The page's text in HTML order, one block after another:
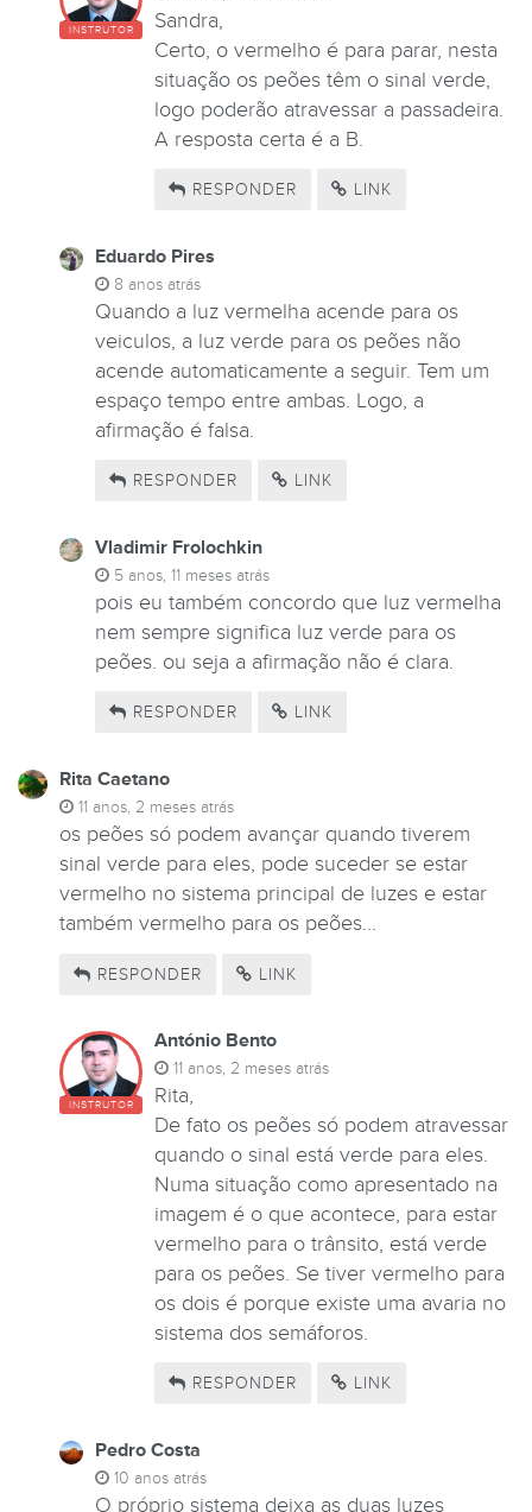
INSTRUTOR
Sandra,
Certo, o vermelho é para parar, nesta
situação os peões têm o sinal verde,
logo poderão atravessar a passadeira.
A resposta certa é a B.
RESPONDER LINK
Eduardo Pires
8 anos atrás
Quando a luz vermelha acende para os
veiculos, a luz verde para os peões não
acende automaticamente a seguir. Tem um
espaço tempo entre ambas. Logo, a
afirmação é falsa.
RESPONDER LINK
Vladimir Frolochkin
5 anos, 11 meses atrás
pois eu também concordo que luz vermelha
nem sempre significa luz verde para os
peões. ou seja a afirmação não é clara.
RESPONDER LINK
Rita Caetano
11 anos, 2 meses atrás
os peões só podem avançar quando tiverem
sinal verde para eles, pode suceder se estar
vermelho no sistema principal de luzes e estar
também vermelho para os peões...
RESPONDER LINK
INSTRUTOR
António Bento
11 anos, 2 meses atrás
Rita,
De fato os peões só podem atravessar
quando o sinal está verde para eles.
Numa situação como apresentado na
imagem é o que acontece, para estar
vermelho para o trânsito, está verde
para os peões. Se tiver vermelho para
os dois é porque existe uma avaria no
sistema dos semáforos.
RESPONDER LINK
Pedro Costa
10 anos atrás
O próprio sistema deixa as duas luzes